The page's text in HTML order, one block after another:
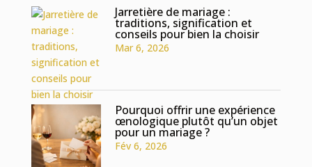
Jarretière de mariage :
traditions, signification et
conseils pour bien la choisir
Mar 6, 2026
Pourquoi offrir une expérience
œnologique plutôt qu’un objet
pour un mariage ?
Fév 6, 2026